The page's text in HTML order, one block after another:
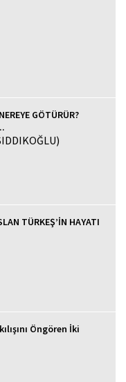
GÖTÜRÜR?
TÜRKEŞ’İN HAYATI
Öngören İki